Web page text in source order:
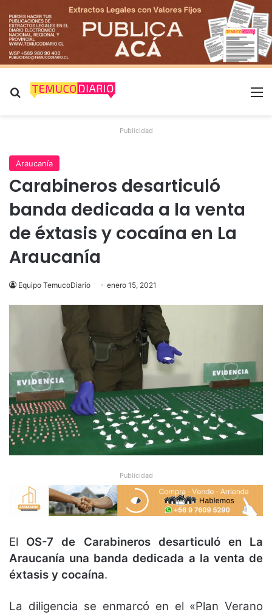
Buscar por
Publicidad
Araucanía
Carabineros desarticuló
banda dedicada a la venta
de éxtasis y cocaína en La
Araucanía
Equipo TemucoDiario enero 15, 2021
Publicidad
El OS-7 de Carabineros desarticuló en La
Araucanía una banda dedicada a la venta de
éxtasis y cocaína.
La diligencia se enmarcó en el «Plan Verano